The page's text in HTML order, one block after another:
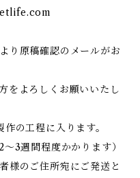
り原稿確認のメールがお
をよろしくお願いいたし
の工程に入ります。
3週間程度かかります）
様のご住所宛にご発送と